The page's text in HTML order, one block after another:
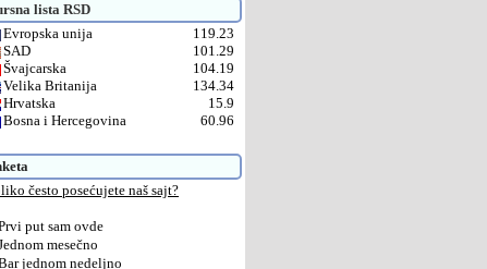
lista RSD
Evropska unija
119.23
SAD
101.29
Švajcarska
104.19
Velika Britanija
134.34
Hrvatska
15.9
Bosna i Hercegovina
60.96
često posećujete naš sajt?
put sam ovde
mesečno
jednom nedeljno